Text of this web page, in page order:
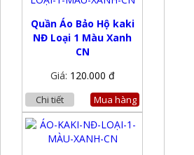
Quần Áo Bảo Hộ kaki
NĐ Loại 1 Màu Xanh
CN
Giá: 120.000 đ
Chi tiết Mua hàng